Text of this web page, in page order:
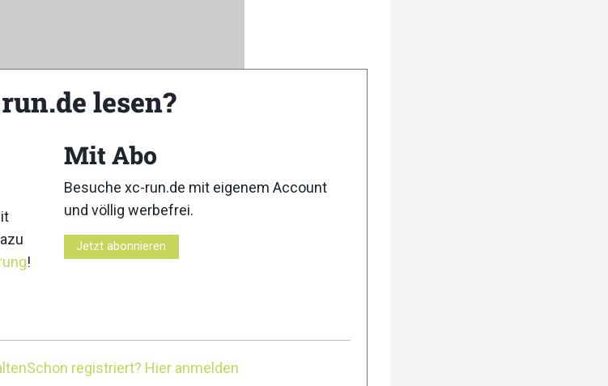
lesen?
!
Mit Abo
Besuche xc-run.de mit eigenem Account
und völlig werbefrei.
Jetzt abonnieren
Schon registriert? Hier anmelden